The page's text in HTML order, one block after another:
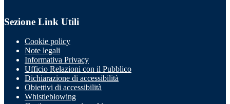
Sezione Link Utili
Cookie policy
Note legali
Informativa Privacy
Ufficio Relazioni con il Pubblico
Dichiarazione di accessibilità
Obiettivi di accessibilità
Whistleblowing